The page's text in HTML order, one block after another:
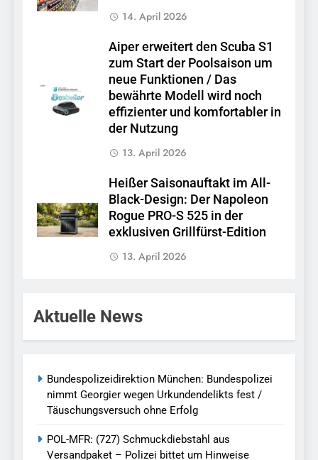
14. April 2026
Aiper erweitert den Scuba S1
zum Start der Poolsaison um
neue Funktionen / Das
bewährte Modell wird noch
effizienter und komfortabler in
der Nutzung
13. April 2026
Heißer Saisonauftakt im All-
Black-Design: Der Napoleon
Rogue PRO-S 525 in der
exklusiven Grillfürst-Edition
13. April 2026
Aktuelle News
Bundespolizeidirektion München: Bundespolizei
nimmt Georgier wegen Urkundendelikts fest /
Täuschungsversuch ohne Erfolg
POL-MFR: (727) Schmuckdiebstahl aus
Versandpaket – Polizei bittet um Hinweise